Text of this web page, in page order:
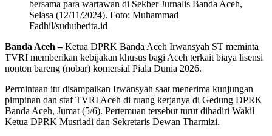
bersama para wartawan di Sekber Jurnalis Banda Aceh,
Selasa (12/11/2024). Foto: Muhammad
Fadhil/sudutberita.id
Banda Aceh –Ketua DPRK Banda Aceh Irwansyah ST meminta
TVRI memberikan kebijakan khusus bagi Aceh terkait biaya lisensi
nonton bareng (nobar) komersial Piala Dunia 2026.
Permintaan itu disampaikan Irwansyah saat menerima kunjungan
pimpinan dan staf TVRI Aceh di ruang kerjanya di Gedung DPRK
Banda Aceh, Jumat (5/6). Pertemuan tersebut turut dihadiri Wakil
Ketua DPRK Musriadi dan Sekretaris Dewan Tharmizi.